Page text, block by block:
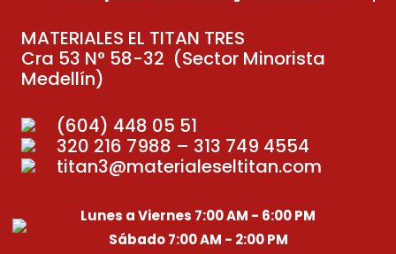
MATERIALES EL TITAN TRES
Cra 53 N° 58-32 (Sector Minorista
Medellín)
(604) 448 05 51
320 216 7988 – 313 749 4554
titan3@materialeseltitan.com
Lunes a Viernes 7:00 AM - 6:00 PM
Sábado 7:00 AM - 2:00 PM